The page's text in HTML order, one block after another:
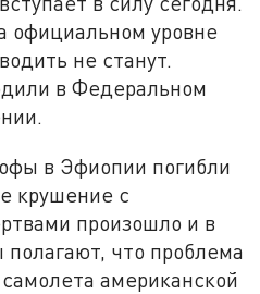
уровне
не станут.
в Федеральном
в Эфиопии погибли
крушение с
произошло и в
что проблема
американской